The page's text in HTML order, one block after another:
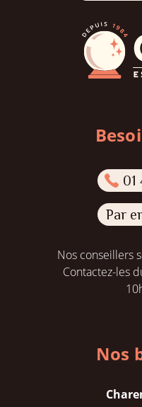
01
Par
Nos conseillers
Contactez-les
Nos